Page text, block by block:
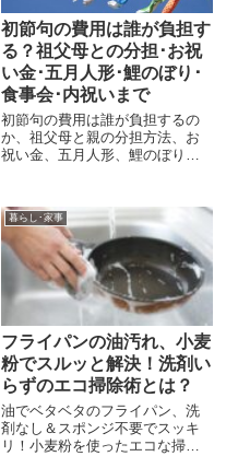
初節句の費用は誰が負担す
る？祖父母との分担･お祝
い金･五月人形･鯉のぼり･
食事会･内祝いまで
初節句の費用は誰が負担するの
か、祖父母と親の分担方法、お
祝い金、五月人形、鯉のぼり、
ごとの違いを踏まえ、無理なく
円満に祝うためのポイントをわ
かりやすくまとめました。
暮らし･家事
フライパンの油汚れ、小麦
粉でスルッと解決！洗剤い
らずのエコ掃除術とは？
油でベタベタのフライパン、洗
剤なし＆スポンジ不要でスッキ
リ！小麦粉を使ったエコな掃除